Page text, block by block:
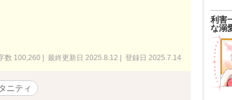
数 100,260 | 最終更新日 2025.8.12 | 登録日 2025.7.14
ニティ
利害
な溺